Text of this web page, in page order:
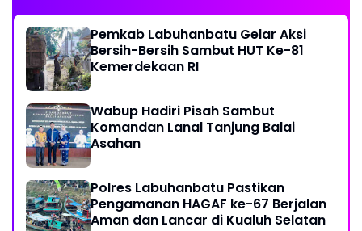
Pemkab Labuhanbatu Gelar Aksi
Bersih-Bersih Sambut HUT Ke-81
Kemerdekaan RI
Wabup Hadiri Pisah Sambut
Komandan Lanal Tanjung Balai
Asahan
Polres Labuhanbatu Pastikan
Pengamanan HAGAF ke-67 Berjalan
Aman dan Lancar di Kualuh Selatan